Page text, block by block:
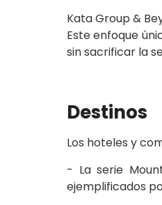
Kata Group &
Este enfoque
sin sacrificar la
Destinos
Los hoteles y
- La serie
ejemplificados